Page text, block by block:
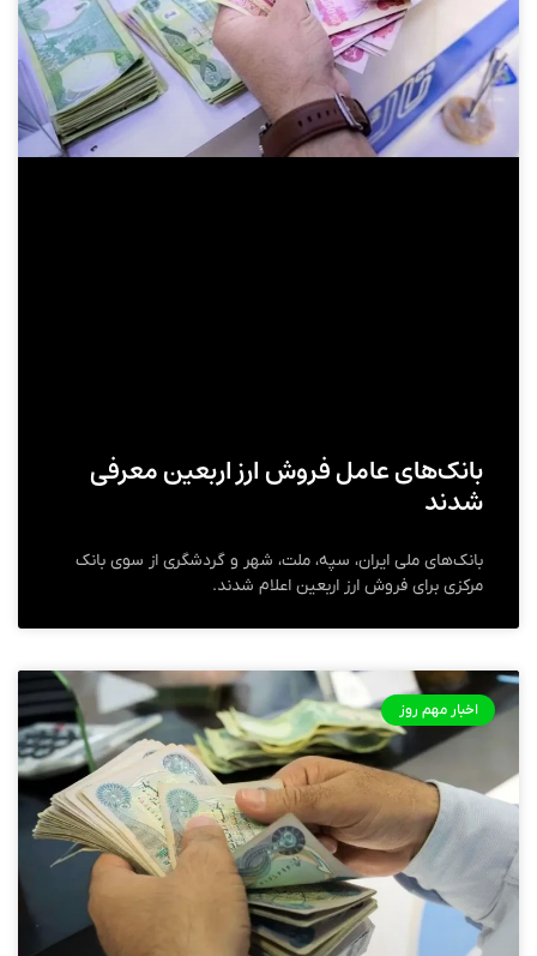
بانک‌های عامل فروش ارز اربعین معرفی
شدند
بانک‌های ملی ایران، سپه، ملت، شهر و گردشگری از سوی بانک
مرکزی برای فروش ارز اربعین اعلام شدند.
اخبار مهم روز